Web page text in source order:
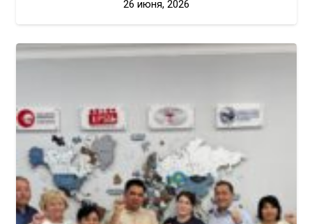
26 июня, 2026